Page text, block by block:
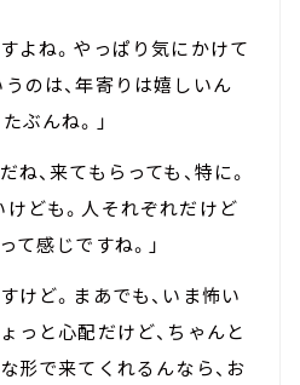
よね。やっぱり気にかけて
のは、年寄りは嬉しいん
ぶんね。」
、来てもらっても、特に。
ども。人それぞれだけど
て感じですね。」
けど。まあでも、いま怖い
っと心配だけど、ちゃんと
形で来てくれるんなら、お